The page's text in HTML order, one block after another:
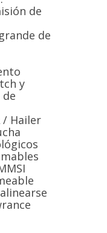
de
de
y
/ Hailer